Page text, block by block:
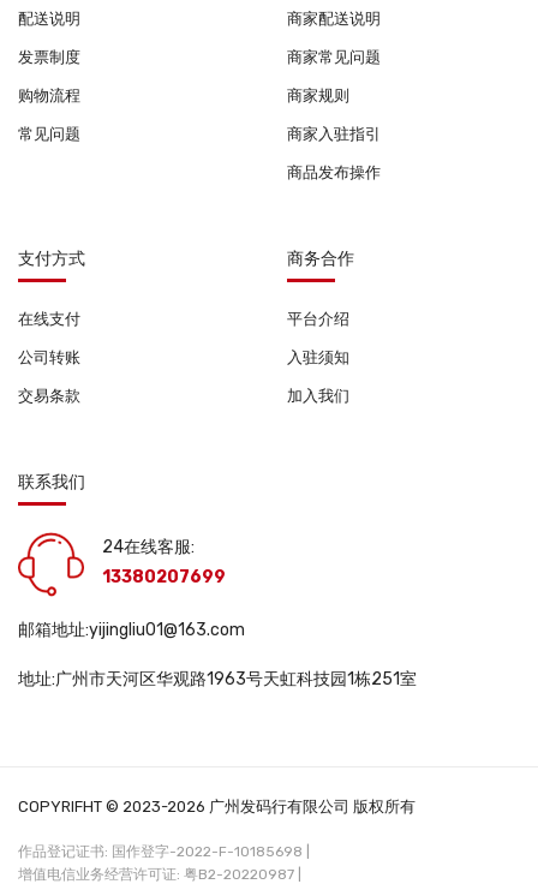
配送说明
发票制度
购物流程
常见问题
商家配送说明
商家常见问题
商家规则
商家入驻指引
商品发布操作
支付方式
在线支付
公司转账
交易条款
商务合作
平台介绍
入驻须知
加入我们
联系我们
24在线客服:
13380207699
邮箱地址:yijingliu01@163.com
地址:广州市天河区华观路1963号天虹科技园1栋251室
COPYRIFHT © 2023-2026 广州发码行有限公司 版权所有
作品登记证书: 国作登字-2022-F-10185698 |
增值电信业务经营许可证: 粤B2-20220987 |